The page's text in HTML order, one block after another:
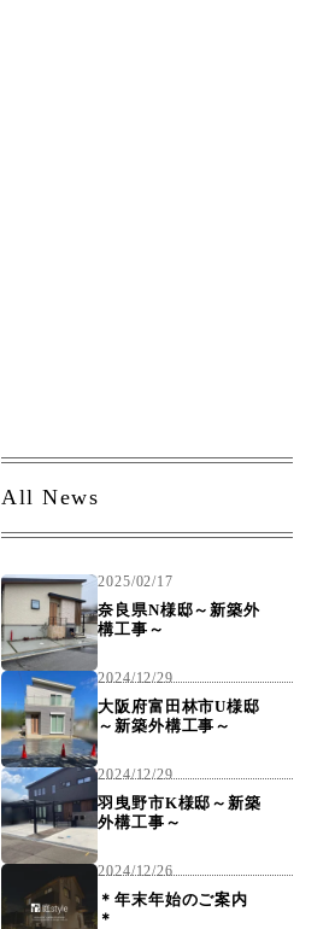
All News
2025/02/17
奈良県N様邸～新築外
構工事～
2024/12/29
大阪府富田林市U様邸
～新築外構工事～
2024/12/29
羽曳野市K様邸～新築
外構工事～
2024/12/26
＊年末年始のご案内
＊